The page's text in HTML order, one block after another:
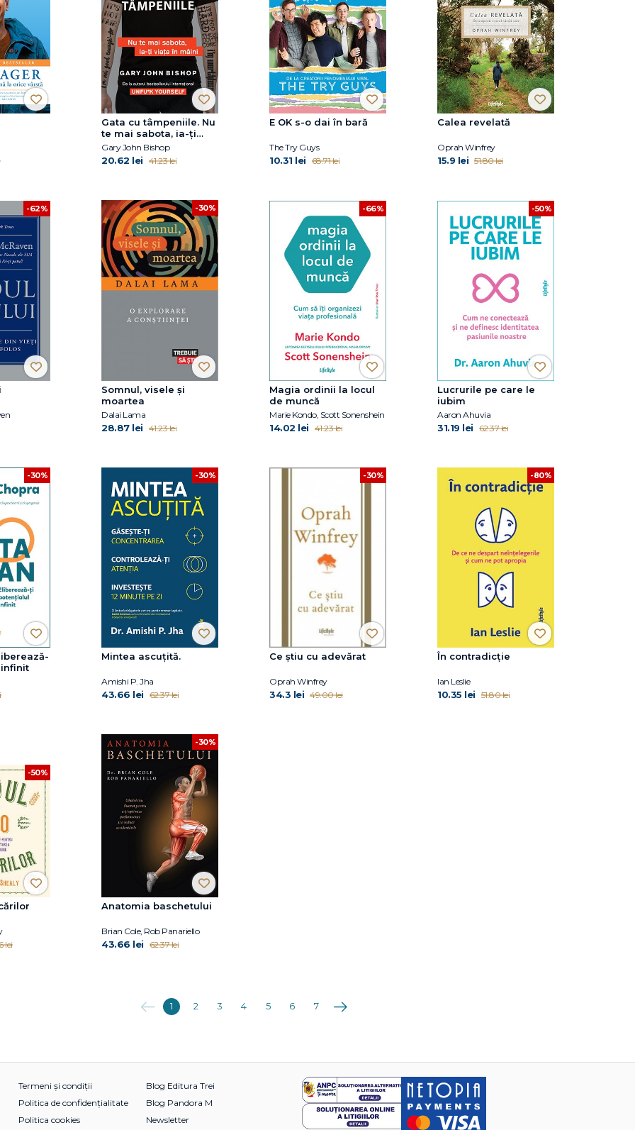
Gata cu tâmpeniile. Nu
te mai sabota, ia-ți
viața în mâini
Gary John Bishop
20.62 lei 41.23 lei
E OK s-o dai în bară
The Try Guys
10.31 lei 68.71 lei
Calea revelată
Oprah Winfrey
15.9 lei 51.80 lei
-62% -30%
Somnul, visele și
moartea
Dalai Lama
28.87 lei 41.23 lei
-66%
Magia ordinii la locul
de muncă
Marie Kondo, Scott Sonenshein
14.02 lei 41.23 lei
-50%
Lucrurile pe care le
iubim
Aaron Ahuvia
31.19 lei 62.37 lei
-30% -30%
Mintea ascuțită.
Amishi P. Jha
43.66 lei 62.37 lei
-30%
Ce ştiu cu adevărat
Oprah Winfrey
34.3 lei 49.00 lei
-80%
În contradicție
Ian Leslie
10.35 lei 51.80 lei
-50%
lei
-30%
Anatomia baschetului
Brian Cole, Rob Panariello
43.66 lei 62.37 lei
Anterioara
1 2 3 4 5 6 7 Următoarea
Termeni și condiții
Politica de confidențialitate
Politica cookies
Blog Editura Trei
Blog Pandora M
Newsletter